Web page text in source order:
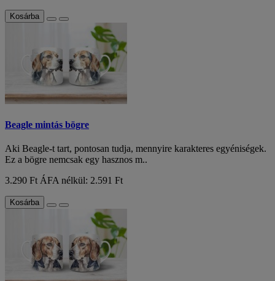
Kosárba
Beagle mintás bögre
Aki Beagle-t tart, pontosan tudja, mennyire karakteres egyéniségek.
Ez a bögre nemcsak egy hasznos m..
3.290 FtÁFA nélkül: 2.591 Ft
Kosárba